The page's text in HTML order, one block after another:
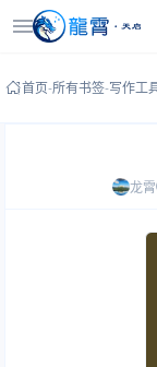
首页-所有书签-写作工
龙霄